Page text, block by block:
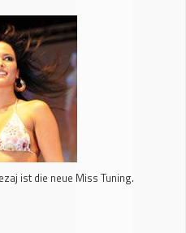
ist die neue Miss Tuning.